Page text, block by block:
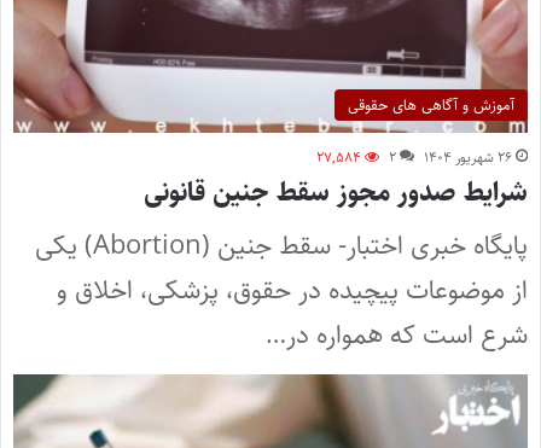
آموزش و آگاهی های حقوقی
۲۶ شهریور ۱۴۰۴ ۲ ۲۷,۵۸۴
شرایط صدور مجوز سقط جنین قانونی
پایگاه خبری اختبار- سقط جنین (Abortion) یکی
از موضوعات پیچیده‌ در حقوق، پزشکی، اخلاق و
شرع است که همواره در…